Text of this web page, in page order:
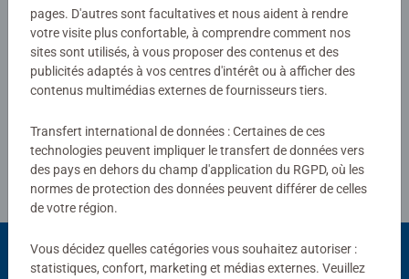
Rédiger une évaluation
Consignes d'évaluation
pages. D'autres sont facultatives et nous aident à rendre
votre visite plus confortable, à comprendre comment nos
sites sont utilisés, à vous proposer des contenus et des
publicités adaptés à vos centres d'intérêt ou à afficher des
contenus multimédias externes de fournisseurs tiers.
Transfert international de données : Certaines de ces
technologies peuvent impliquer le transfert de données vers
des pays en dehors du champ d'application du RGPD, où les
normes de protection des données peuvent différer de celles
de votre région.
Vous décidez quelles catégories vous souhaitez autoriser :
statistiques, confort, marketing et médias externes. Veuillez